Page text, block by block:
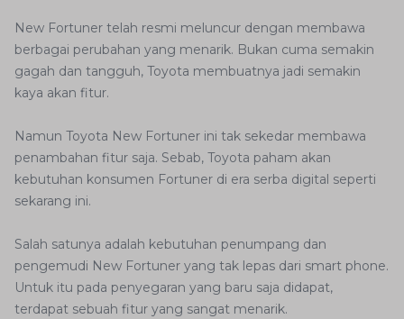
New Fortuner telah resmi meluncur dengan membawa
berbagai perubahan yang menarik. Bukan cuma semakin
gagah dan tangguh, Toyota membuatnya jadi semakin
kaya akan fitur.
Namun Toyota New Fortuner ini tak sekedar membawa
penambahan fitur saja. Sebab, Toyota paham akan
kebutuhan konsumen Fortuner di era serba digital seperti
sekarang ini.
Salah satunya adalah kebutuhan penumpang dan
pengemudi New Fortuner yang tak lepas dari smart phone.
Untuk itu pada penyegaran yang baru saja didapat,
terdapat sebuah fitur yang sangat menarik.